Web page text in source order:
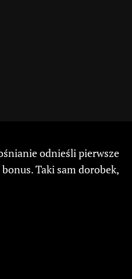
odnieśli pierwsze
Taki sam dorobek,